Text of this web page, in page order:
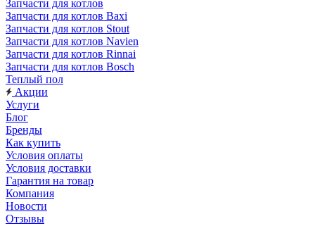
Запчасти для котлов
Запчасти для котлов Baxi
Запчасти для котлов Stout
Запчасти для котлов Navien
Запчасти для котлов Rinnai
Запчасти для котлов Bosch
Теплый пол
Акции
Услуги
Блог
Бренды
Как купить
Условия оплаты
Условия доставки
Гарантия на товар
Компания
Новости
Отзывы